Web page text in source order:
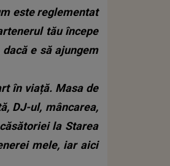
este reglementat
tău începe
e să ajungem
în viață. Masa de
DJ-ul, mâncarea,
la Starea
mele, iar aici